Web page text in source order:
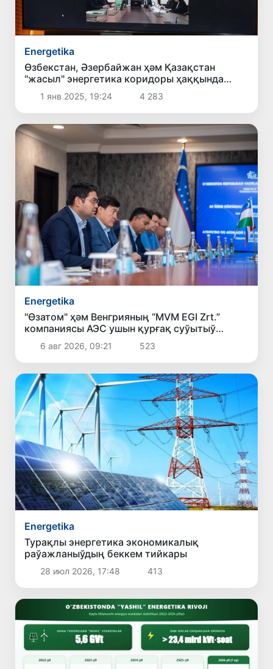
Energetika
Өзбекстан, Әзербайжан ҳәм Қазақстан
"жасыл" энергетика коридоры ҳаққында
шәртнамаға қол қойды
1 янв 2025, 19:24 4 283
Energetika
"Өзатом" ҳәм Венгрияның “MVM EGI Zrt.”
компаниясы АЭС ушын қурғақ суўытыў
системалары жойбарын әмелге асырыў
мәселесин додалады
6 авг 2026, 09:21 523
Energetika
Турақлы энергетика экономикалық
раўажланыўдың беккем тийкары
28 июл 2026, 17:48 413